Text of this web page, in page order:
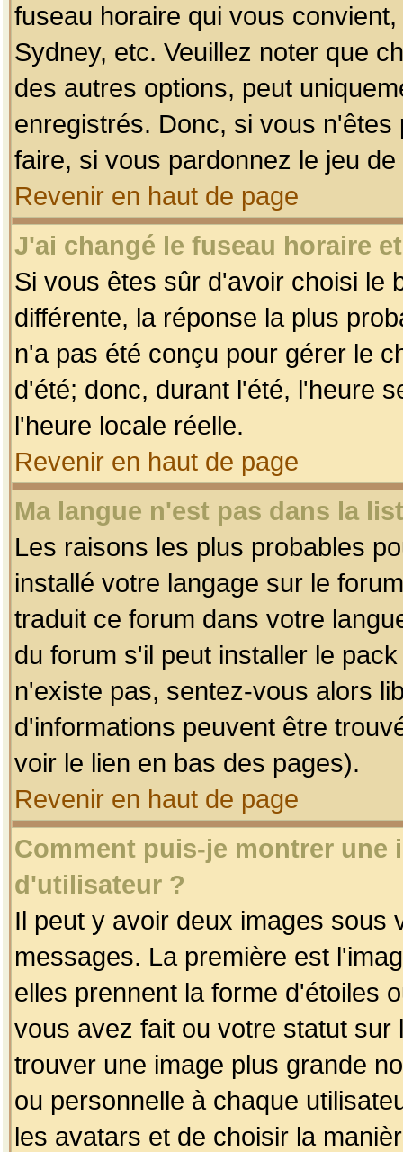
fuseau horaire qui vous
Sydney, etc. Veuillez noter que
des autres options, peut
enregistrés. Donc, si vous
faire, si vous pardonnez le jeu
Revenir en haut de page
J'ai changé le fuseau horaire
Si vous êtes sûr d'avoir choisi le
différente, la réponse la plus
n'a pas été conçu pour gérer le
d'été; donc, durant l'été, l'heure
l'heure locale réelle.
Revenir en haut de page
Ma langue n'est pas dans la
Les raisons les plus probables
installé votre langage sur le
traduit ce forum dans votre
du forum s'il peut installer le
n'existe pas, sentez-vous alors
d'informations peuvent être
voir le lien en bas des pages).
Revenir en haut de page
Comment puis-je montrer une
d'utilisateur ?
Il peut y avoir deux images sous
messages. La première est
elles prennent la forme d'étoiles
vous avez fait ou votre statut
trouver une image plus grande
ou personnelle à chaque
les avatars et de choisir la